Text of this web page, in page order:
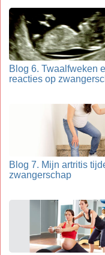
Blog 6. Twaalfweken
reacties op
Blog 7. Mijn artritis
zwangerschap